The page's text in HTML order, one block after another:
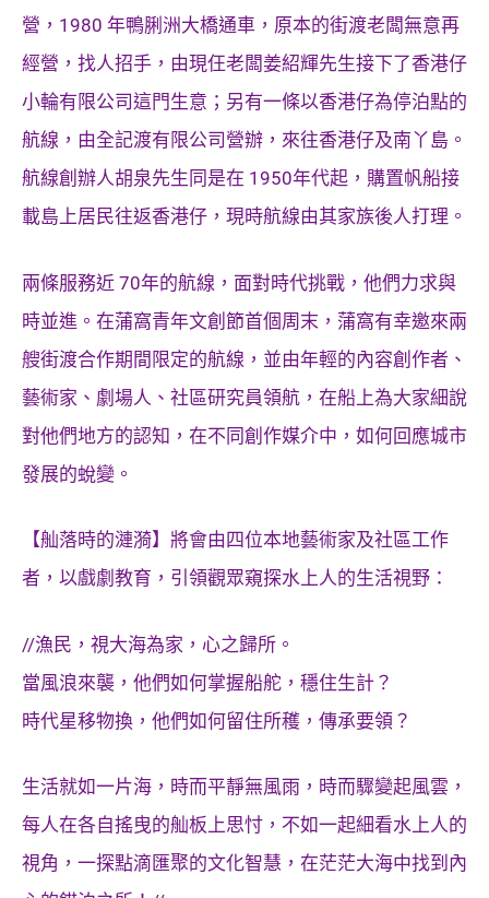
營，1980 年鴨脷洲大橋通車，原本的街渡老闆無意再
經營，找人招手，由現仼老闆姜紹輝先生接下了香港仔
小輪有限公司這門生意；另有一條以香港仔為停泊點的
航線，由全記渡有限公司營辦，來往香港仔及南丫島。
航線創辦人胡泉先生同是在 1950年代起，購置帆船接
載島上居民往返香港仔，現時航線由其家族後人打理。
兩條服務近 70年的航線，面對時代挑戰，他們力求與
時並進。在蒲窩青年文創節首個周末，蒲窩有幸邀來兩
艘街渡合作期間限定的航線，並由年輕的內容創作者、
藝術家、劇場人、社區研究員領航，在船上為大家細說
對他們地方的認知，在不同創作媒介中，如何回應城市
發展的蛻變。
【舢落時的漣漪】將會由四位本地藝術家及社區工作
者，以戲劇教育，引領觀眾窺探水上人的生活視野：
//漁民，視大海為家，心之歸所。
當風浪來襲，他們如何掌握船舵，穩住生計？
時代星移物換，他們如何留住所穫，傳承要領？
生活就如一片海，時而平靜無風雨，時而驟變起風雲，
每人在各自搖曳的舢板上思忖，不如一起細看水上人的
視角，一探點滴匯聚的文化智慧，在茫茫大海中找到內